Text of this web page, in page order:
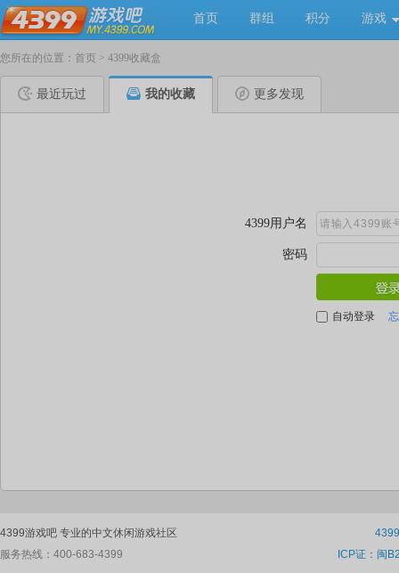
首页 群组 积分 游戏
您所在的位置： 首页 > 4399收藏盒
最近玩过 我的收藏 更多发现
4399游戏吧 专业的中文休闲游戏社区
服务热线：400-683-4399
ICP证：闽